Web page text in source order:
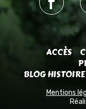
ACCÈS
BLOG
Mentions